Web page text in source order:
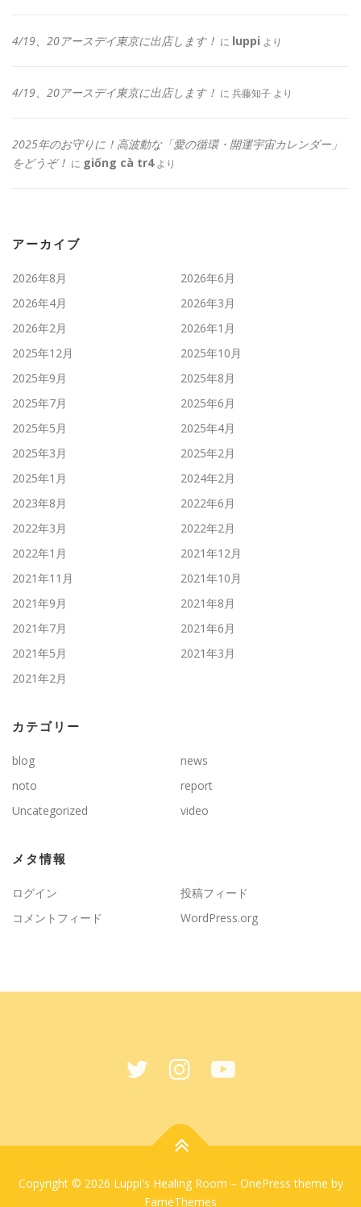
4/19、20アースデイ東京に出店します！ に luppi より
4/19、20アースデイ東京に出店します！ に 兵藤知子 より
2025年のお守りに！高波動な「愛の循環・開運宇宙カレンダー」
をどうぞ！ に giống cà tr4より
アーカイブ
2026年8月
2026年6月
2026年4月
2026年3月
2026年2月
2026年1月
2025年12月
2025年10月
2025年9月
2025年8月
2025年7月
2025年6月
2025年5月
2025年4月
2025年3月
2025年2月
2025年1月
2024年2月
2023年8月
2022年6月
2022年3月
2022年2月
2022年1月
2021年12月
2021年11月
2021年10月
2021年9月
2021年8月
2021年7月
2021年6月
2021年5月
2021年3月
2021年2月
カテゴリー
blog
news
noto
report
Uncategorized
video
メタ情報
ログイン
投稿フィード
コメントフィード
WordPress.org
Copyright © 2026 Luppi's Healing Room – OnePress theme by
FameThemes